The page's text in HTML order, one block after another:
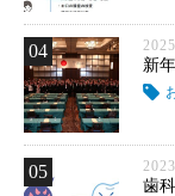
04
新
05
歯